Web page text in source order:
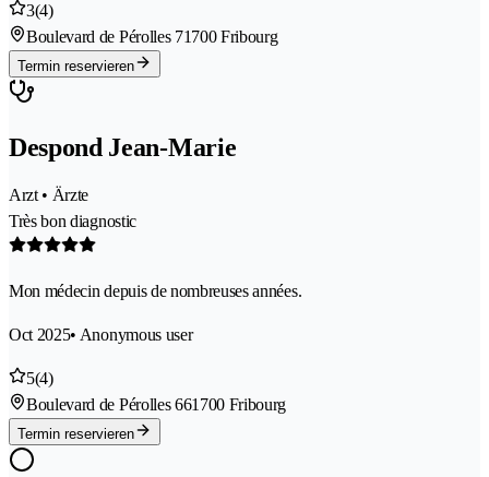
3(4)
Boulevard de Pérolles 71700 Fribourg
Termin reservieren
Despond Jean-Marie
Arzt • Ärzte
Très bon diagnostic
Mon médecin depuis de nombreuses années.
Oct 2025• Anonymous user
5(4)
Boulevard de Pérolles 661700 Fribourg
Termin reservieren